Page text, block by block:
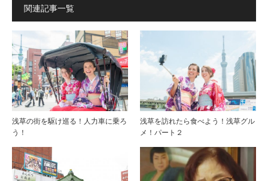
関連記事一覧
浅草の街を駆け巡る！人力車に乗ろ
う！
浅草を訪れたら食べよう！浅草グル
メ！パート２